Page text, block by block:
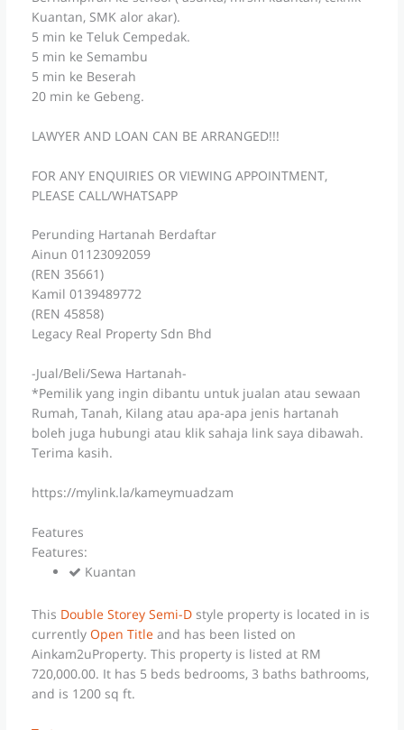
Kuantan, SMK alor akar).
5 min ke Teluk Cempedak.
5 min ke Semambu
5 min ke Beserah
20 min ke Gebeng.
LAWYER AND LOAN CAN BE ARRANGED!!!
FOR ANY ENQUIRIES OR VIEWING APPOINTMENT,
PLEASE CALL/WHATSAPP
Perunding Hartanah Berdaftar
Ainun 01123092059
(REN 35661)
Kamil 0139489772
(REN 45858)
Legacy Real Property Sdn Bhd
-Jual/Beli/Sewa Hartanah-
*Pemilik yang ingin dibantu untuk jualan atau sewaan
Rumah, Tanah, Kilang atau apa-apa jenis hartanah
boleh juga hubungi atau klik sahaja link saya dibawah.
Terima kasih.
https://mylink.la/kameymuadzam
Features
Features:
Kuantan
This Double Storey Semi-Dstyle property is located in is
currently Open Title and has been listed on
Ainkam2uProperty. This property is listed at RM
720,000.00. It has 5 beds bedrooms, 3 baths bathrooms,
and is 1200 sq ft.